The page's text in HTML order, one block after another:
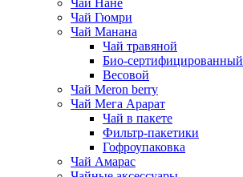
Чай Нане
Чай Гюмри
Чай Манана
Чай травяной
Био-сертифицированный
Весовой
Чай Meron berry
Чай Мега Арарат
Чай в пакете
Фильтр-пакетики
Гофроупаковка
Чай Амарас